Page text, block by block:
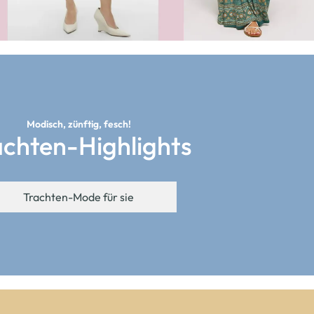
Modisch, zünftig, fesch!
Highlights
Trachten-Mode für sie